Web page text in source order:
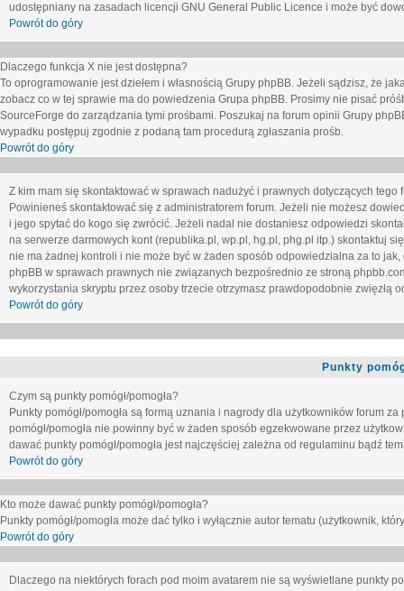
udostępniany na zasadach licencji GNU General Public Licence i może być
Powrót do góry
Dlaczego funkcja X nie jest dostępna?
To oprogramowanie jest dziełem i własnością Grupy phpBB. Jeżeli sądzisz, że
zobacz co w tej sprawie ma do powiedzenia Grupa phpBB. Prosimy nie pisać
SourceForge do zarządzania tymi prośbami. Poszukaj na forum opinii Grupy
wypadku postępuj zgodnie z podaną tam procedurą zgłaszania prośb.
Powrót do góry
Z kim mam się skontaktować w sprawach nadużyć i prawnych dotyczących tego
Powinieneś skontaktować się z administratorem forum. Jeżeli nie możesz
i jego spytać do kogo się zwrócić. Jeżeli nadal nie dostaniesz odpowiedzi
na serwerze darmowych kont (republika.pl, wp.pl, hg.pl, phg.pl itp.) skontaktuj
nie ma żadnej kontroli i nie może być w żaden sposób odpowiedzialna za to
phpBB w sprawach prawnych nie związanych bezpośrednio ze stroną
wykorzystania skryptu przez osoby trzecie otrzymasz prawdopodobnie zwięzłą
Powrót do góry
Punkty
Czym są punkty pomógł/pomogła?
Punkty pomógł/pomogła są formą uznania i nagrody dla użytkowników forum
pomógł/pomogła nie powinny być w żaden sposób egzekwowane przez
dawać punkty pomógł/pomogła jest najczęściej zależna od regulaminu bądź
Powrót do góry
Kto może dawać punkty pomógł/pomogła?
Punkty pomógł/pomogła może dać tylko i wyłącznie autor tematu (użytkownik,
Powrót do góry
Dlaczego na niektórych forach pod moim avatarem nie są wyświetlane punkty